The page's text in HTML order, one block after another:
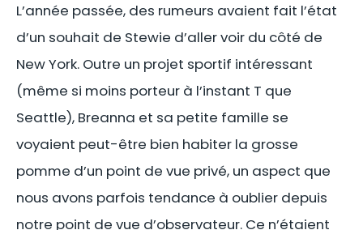
L’année passée, des rumeurs avaient fait l’état
d’un souhait de Stewie d’aller voir du côté de
New York. Outre un projet sportif intéressant
(même si moins porteur à l’instant T que
Seattle), Breanna et sa petite famille se
voyaient peut-être bien habiter la grosse
pomme d’un point de vue privé, un aspect que
nous avons parfois tendance à oublier depuis
notre point de vue d’observateur. Ce n’étaient